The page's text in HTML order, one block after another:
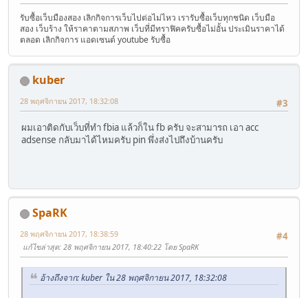
รับซื้อเว็บมืองสอง เลิกกิจการเว็บไปต่อไม่ไหว เรารับซื้อเว็บทุกชนิด เว็บมือ
สอง เว็บร้าง ให้ราคาตามสภาพ เว็บที่มีทราฟิคครับซื้อไม่อั้น ประเมินราคาได้
ตลอด เลิกกิจการ แอดเซนต์ youtube รับซื้อ
kuber
#3
28 พฤศจิกายน 2017, 18:32:08
ผมเอาติดกับเว็บที่ทำ fbia แล้วก็ใน fb ครับ จะสามารถ เอา acc
adsense กลับมาได้ไหมครับ pin พึ่งส่งไปถึงบ้านครับ
SpaRK
#4
28 พฤศจิกายน 2017, 18:38:59
แก้ไขล่าสุด: 28 พฤศจิกายน 2017, 18:40:22 โดย SpaRK
อ้างถึงจาก: kuber ใน 28 พฤศจิกายน 2017, 18:32:08